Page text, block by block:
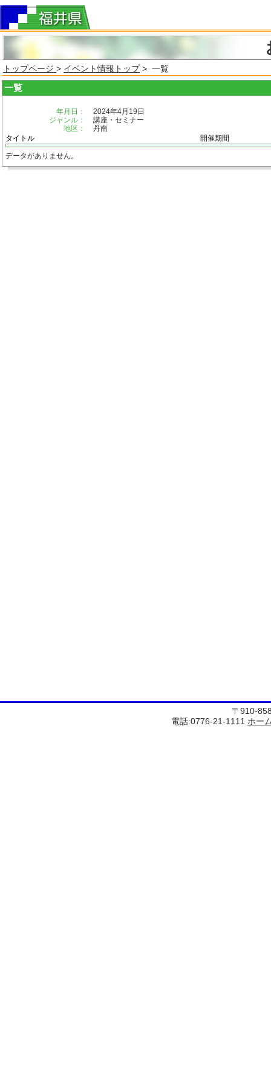
トップページ > イベント情報トップ> 一覧
一覧
年月日：
2024年4月19日
ジャンル：
講座・セミナー
地区：
丹南
タイトル
開催期間
データがありません。
〒910-
電話:0776-21-1111 ホー